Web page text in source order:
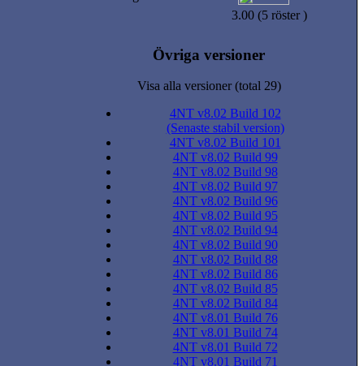
3.00 (5 röster )
Övriga versioner
Visa alla versioner (total 29)
4NT v8.02 Build 102
(Senaste stabil version)
4NT v8.02 Build 101
4NT v8.02 Build 99
4NT v8.02 Build 98
4NT v8.02 Build 97
4NT v8.02 Build 96
4NT v8.02 Build 95
4NT v8.02 Build 94
4NT v8.02 Build 90
4NT v8.02 Build 88
4NT v8.02 Build 86
4NT v8.02 Build 85
4NT v8.02 Build 84
4NT v8.01 Build 76
4NT v8.01 Build 74
4NT v8.01 Build 72
4NT v8.01 Build 71